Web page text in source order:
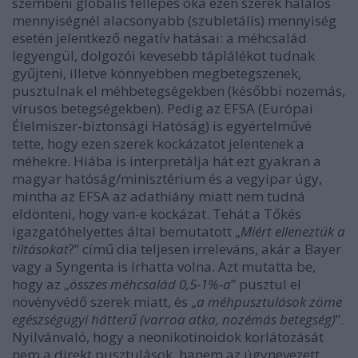
mennyiségnél alacsonyabb (szubletális) mennyiség
esetén jelentkező negatív hatásai: a méhcsalád
legyengül, dolgozói kevesebb táplálékot tudnak
gyűjteni, illetve könnyebben megbetegszenek,
pusztulnak el méhbetegségekben (későbbi nozemás,
vírusos betegségekben). Pedig az EFSA (Európai
Élelmiszer-biztonsági Hatóság) is egyértelművé
tette, hogy ezen szerek kockázatot jelentenek a
méhekre. Hiába is interpretálja hát ezt gyakran a
magyar hatóság/minisztérium és a vegyipar úgy,
mintha az EFSA az adathiány miatt nem tudná
eldönteni, hogy van-e kockázat. Tehát a Tőkés
igazgatóhelyettes által bemutatott „Miért elleneztük a
tiltásokat?” című dia teljesen irreleváns, akár a Bayer
vagy a Syngenta is írhatta volna. Azt mutatta be,
hogy az „összes méhcsalád 0,5-1%-a” pusztul el
növényvédő szerek miatt, és „a méhpusztulások zöme
egészségügyi hátterű (varroa atka, nozémás betegség)”.
Nyilvánvaló, hogy a neonikotinoidok korlátozását
nem a direkt pusztulások, hanem az úgynevezett